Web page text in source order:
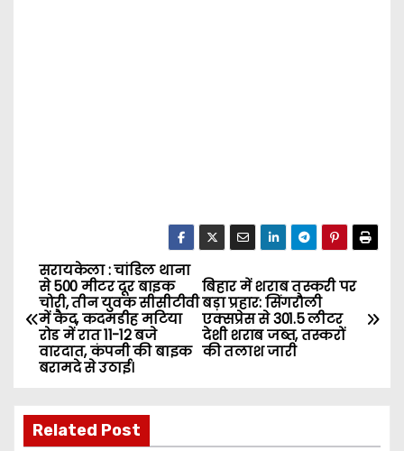
P
o
s
n
बिहार में शराब तस्करी पर
बड़ा प्रहार: सिंगरौली
एक्सप्रेस से 301.5 लीटर
देशी शराब जब्त, तस्करों
की तलाश जारी
सरायकेला : चांडिल थाना
से 500 मीटर दूर बाइक
चोरी, तीन युवक सीसीटीवी
में कैद, कदमडीह मटिया
रोड में रात 11-12 बजे
वारदात, कंपनी की बाइक
बरामदे से उठाई।
Related Post